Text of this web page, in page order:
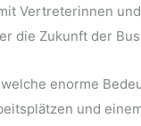
Vertreterinnen
die Zukunft der
enorme
und